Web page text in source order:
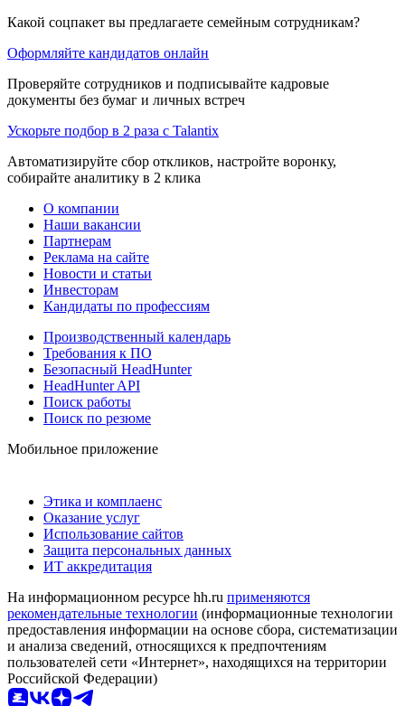
Какой соцпакет вы предлагаете семейным сотрудникам?
Оформляйте кандидатов онлайн
Проверяйте сотрудников и подписывайте кадровые
документы без бумаг и личных встреч
Ускорьте подбор в 2 раза с Talantix
Автоматизируйте сбор откликов, настройте воронку,
собирайте аналитику в 2 клика
О компании
Наши вакансии
Партнерам
Реклама на сайте
Новости и статьи
Инвесторам
Кандидаты по профессиям
Производственный календарь
Требования к ПО
Безопасный HeadHunter
HeadHunter API
Поиск работы
Поиск по резюме
Мобильное приложение
Этика и комплаенс
Оказание услуг
Использование сайтов
Защита персональных данных
ИТ аккредитация
На информационном ресурсе hh.ru применяются
рекомендательные технологии (информационные технологии
предоставления информации на основе сбора, систематизации
и анализа сведений, относящихся к предпочтениям
пользователей сети «Интернет», находящихся на территории
Российской Федерации)